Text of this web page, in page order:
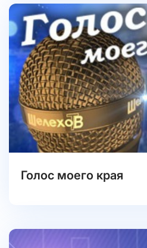
Голос моего края